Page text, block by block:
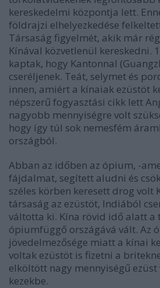
kereskedelmi központja lett.
földrajzi elhelyezkedése
Társaság figyelmét, akik már
Kínával közvetlenül kereskedni.
kaptak, hogy Kantonnal
cseréljenek. Teát, selymet és
innen, amiért a kínaiak ezüstöt
népszerű fogyasztási cikk lett
nagyobb mennyiségre volt
hogy így túl sok nemesfém
országból.
Abban az időben az ópium, -
fájdalmat, segített aludni és
széles körben keresett drog volt
társaság az ezüstöt, Indiából
váltotta ki. Kína rövid idő alatt
ópiumfüggő országává vált. Az
jövedelmezősége miatt a kínai
voltak ezüstöt is fizetni a
elköltött nagy mennyiségű
kezekbe.